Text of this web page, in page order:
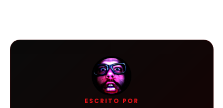
ESCRITO POR